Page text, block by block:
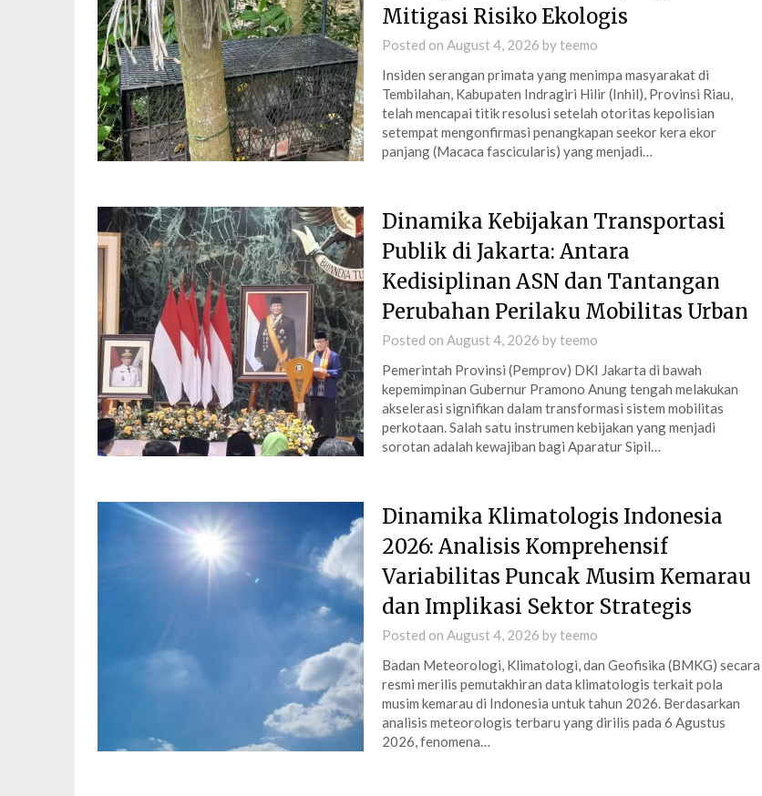
Mitigasi Risiko Ekologis
Posted on August 4, 2026 byteemo
Insiden serangan primata yang menimpa masyarakat di
Tembilahan, Kabupaten Indragiri Hilir (Inhil), Provinsi Riau,
telah mencapai titik resolusi setelah otoritas kepolisian
setempat mengonfirmasi penangkapan seekor kera ekor
panjang (Macaca fascicularis) yang menjadi…
Dinamika Kebijakan Transportasi
Publik di Jakarta: Antara
Kedisiplinan ASN dan Tantangan
Perubahan Perilaku Mobilitas Urban
Posted on August 4, 2026 byteemo
Pemerintah Provinsi (Pemprov) DKI Jakarta di bawah
kepemimpinan Gubernur Pramono Anung tengah melakukan
akselerasi signifikan dalam transformasi sistem mobilitas
perkotaan. Salah satu instrumen kebijakan yang menjadi
sorotan adalah kewajiban bagi Aparatur Sipil…
Dinamika Klimatologis Indonesia
2026: Analisis Komprehensif
Variabilitas Puncak Musim Kemarau
dan Implikasi Sektor Strategis
Posted on August 4, 2026 byteemo
Badan Meteorologi, Klimatologi, dan Geofisika (BMKG) secara
resmi merilis pemutakhiran data klimatologis terkait pola
musim kemarau di Indonesia untuk tahun 2026. Berdasarkan
analisis meteorologis terbaru yang dirilis pada 6 Agustus
2026, fenomena…